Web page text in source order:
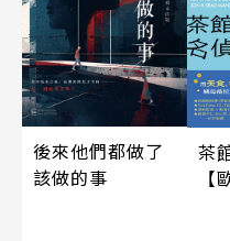
後來他們都做了
該做的事
茶